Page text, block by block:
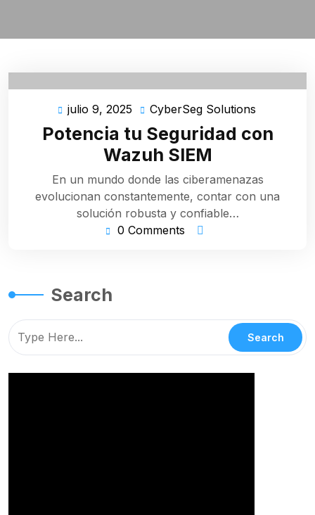
julio 9, 2025 julio
2025
CyberSeg Solutions
Potencia tu Seguridad con
Wazuh SIEM
En un mundo donde las ciberamenazas
evolucionan constantemente, contar con una
solución robusta y confiable…
0 Comments
Search